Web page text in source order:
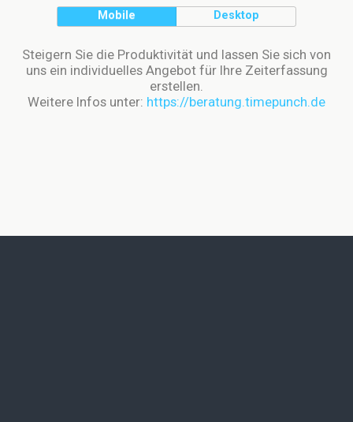
Mobile Desktop
Steigern Sie die Produktivität und lassen Sie sich von
uns ein individuelles Angebot für Ihre Zeiterfassung
erstellen.
Weitere Infos unter: https://beratung.timepunch.de